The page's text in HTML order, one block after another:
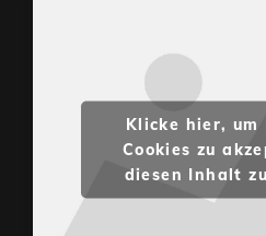
Klicke hier,
Cookies zu
diesen Inhalt